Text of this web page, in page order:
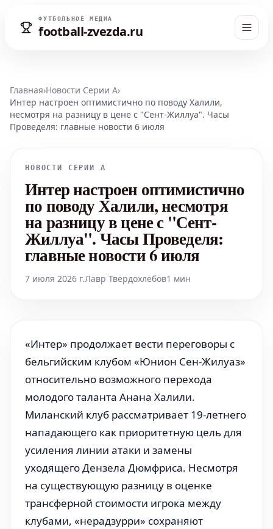
ФУТБОЛЬНОЕ МЕДИА
football-zvezda.ru
Главная›Новости Серии А›
Интер настроен оптимистично по поводу Халили,
несмотря на разницу в цене с "Сент-Жиллуа". Часы
Проведеля: главные новости 6 июля
НОВОСТИ СЕРИИ А
Интер настроен оптимистично
по поводу Халили, несмотря
на разницу в цене с "Сент-
Жиллуа". Часы Проведеля:
главные новости 6 июля
7 июля 2026 г.Лавр Твердохлебов1 мин
«Интер» продолжает вести переговоры с
бельгийским клубом «Юнион Сен-Жилуаз»
относительно возможного перехода
молодого таланта Анана Халили.
Миланский клуб рассматривает 19-летнего
нападающего как приоритетную цель для
усиления линии атаки и замены
уходящего Дензела Дюмфриса. Несмотря
на существующую разницу в оценке
трансферной стоимости игрока между
клубами, «нерадзурри» сохраняют